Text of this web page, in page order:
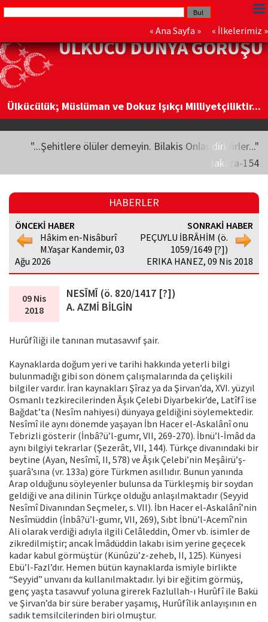
« Ana Sayfa » « İlkelerimiz »
ÜLKÜCÜ DÜNYA GÖRÜŞÜ
Ülkücülük; Müslüman ve Dokuz Işıkçı Milliyetçiliktir...
"...Şehitlere ölüler demeyin. Bilakis Onlar diridirler..."
Bakara-154
HABERLER
ÖNCEKİ HABER
Hâkim en-Nisâburî
M.Yaşar Kandemir, 03
Ağu 2026
SONRAKİ HABER
PEÇUYLU İBRÂHİM (ö.
1059/1649 [?])
ERIKA HANEZ, 09 Nis 2018
09 Nis
2018
NESÎMÎ (ö. 820/1417 [?])
A. AZMİ BİLGİN
Hurûfîliği ile tanınan mutasavvıf şair.
Kaynaklarda doğum yeri ve tarihi hakkında yeterli bilgi
bulunmadığı gibi son dönem çalışmalarında da çelişkili
bilgiler vardır. İran kaynakları Şîraz ya da Şirvan’da, XVI. yüzyıl
Osmanlı tezkirecilerinden Âşık Çelebi Diyarbekir’de, Latîfî ise
Bağdat’ta (Nesîm nahiyesi) dünyaya geldiğini söylemektedir.
Nesîmî ile aynı dönemde yaşayan İbn Hacer el-Askalânî onu
Tebrizli gösterir (İnbâ?ü’l-gumr, VII, 269-270). İbnü’l-İmâd da
aynı bilgiyi tekrarlar (Şezerât, VII, 144). Türkçe divanındaki bir
beytine (Ayan, Nesîmî, II, 578) ve Âşık Çelebi’nin Meşâirü’ş-
şuarâ’sına (vr. 133a) göre Türkmen asıllıdır. Bunun yanında
Arap olduğunu söyleyenler bulunsa da Türkleşmiş bir soydan
geldiği ve ana dilinin Türkçe olduğu anlaşılmaktadır (Seyyid
Nesîmî Divanından Seçmeler, s. VII). İbn Hacer el-Askalânî’nin
Nesîmüddin (İnbâ?ü’l-gumr, VII, 269), Sıbt İbnü’l-Acemî’nin
Ali olarak verdiği adıyla ilgili Celâleddin, Ömer vb. isimler de
zikredilmiştir; ancak İmâdüddin lakabı isim yerine geçecek
kadar kabul görmüştür (Künûzü’z-zeheb, II, 125). Künyesi
Ebü’l-Fazl’dır. Hemen bütün kaynaklarda ismiyle birlikte
“Seyyid” unvanı da kullanılmaktadır. İyi bir eğitim görmüş,
genç yaşta tasavvuf yoluna girerek Fazlullah-ı Hurûfî ile Bakü
ve Şirvan’da bir süre beraber yaşamış, Hurûfîlik anlayışının en
sadık temsilcilerinden biri olmuştur.